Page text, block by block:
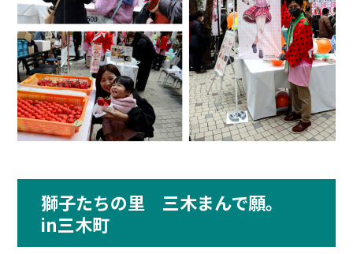
獅子たちの里 三木まんで願。
in三木町